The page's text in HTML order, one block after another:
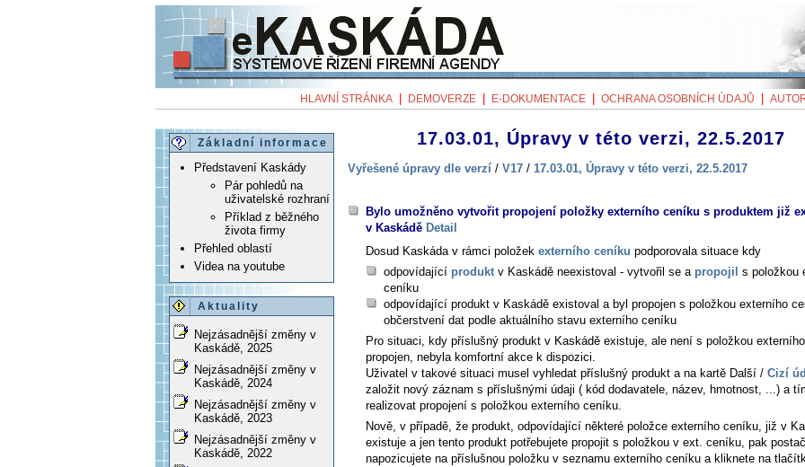
HLAVNÍ STRÁNKA DEMOVERZE E-DOKUMENTACE OCHRANA OSOBNÍCH ÚDAJŮ
Základní informace
Představení Kaskády
Pár pohledů na
uživatelské rozhraní
Příklad z běžného
života firmy
Přehled oblastí
Videa na youtube
Aktuality
Nejzásadnější změny v
Kaskádě, 2025
Nejzásadnější změny v
Kaskádě, 2024
Nejzásadnější změny v
Kaskádě, 2023
Nejzásadnější změny v
Kaskádě, 2022
17.03.01, Úpravy v této verzi, 22.5.2017
Vyřešené úpravy dle verzí / V17 / 17.03.01, Úpravy v této verzi, 22.5.2017
Bylo umožněno vytvořit propojení položky externího ceníku s produktem již
v Kaskádě Detail
Dosud Kaskáda v rámci položek externího ceníku podporovala situace kdy
odpovídající produktv Kaskádě neexistoval - vytvořil se a propojil s položkou
ceníku
odpovídající produkt v Kaskádě existoval a byl propojen s položkou externího
občerstvení dat podle aktuálního stavu externího ceníku
Pro situaci, kdy příslušný produkt v Kaskádě existuje, ale není s položkou
propojen, nebyla komfortní akce k dispozici.
Uživatel v takové situaci musel vyhledat příslušný produkt a na kartě Další / Cizí
založit nový záznam s příslušnými údaji ( kód dodavatele, název, hmotnost, ...) a
realizovat propojení s položkou externího ceníku.
Nově, v případě, že produkt, odpovídající některé položce externího ceníku, již v
existuje a jen tento produkt potřebujete propojit s položkou v ext. ceníku, pak
napozicujete na příslušnou položku v seznamu externího ceníku a kliknete na